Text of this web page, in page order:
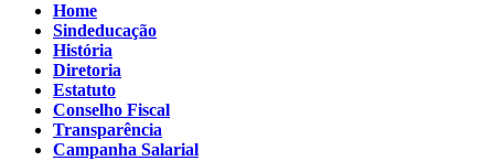
Home
Sindeducação
História
Diretoria
Estatuto
Conselho Fiscal
Transparência
Campanha Salarial